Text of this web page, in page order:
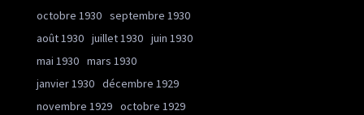
octobre 1930 septembre 1930
août 1930 juillet 1930 juin 1930
mai 1930 mars 1930
janvier 1930 décembre 1929
novembre 1929 octobre 1929